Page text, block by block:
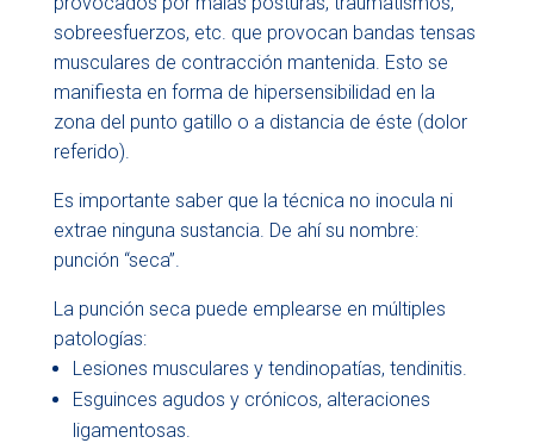
sobreesfuerzos, etc. que provocan bandas tensas
musculares de contracción mantenida. Esto se
manifiesta en forma de hipersensibilidad en la
zona del punto gatillo o a distancia de éste (dolor
referido).
Es importante saber que la técnica no inocula ni
extrae ninguna sustancia. De ahí su nombre:
punción “seca”.
La punción seca puede emplearse en múltiples
patologías:
Lesiones musculares y tendinopatías, tendinitis.
Esguinces agudos y crónicos, alteraciones
ligamentosas.